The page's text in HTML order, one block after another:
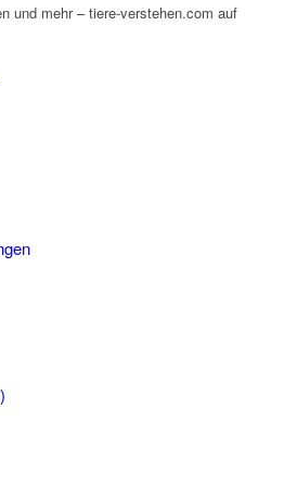
und mehr – tiere-verstehen.com auf